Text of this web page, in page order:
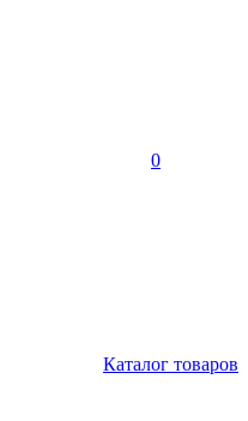
0
Каталог товаров